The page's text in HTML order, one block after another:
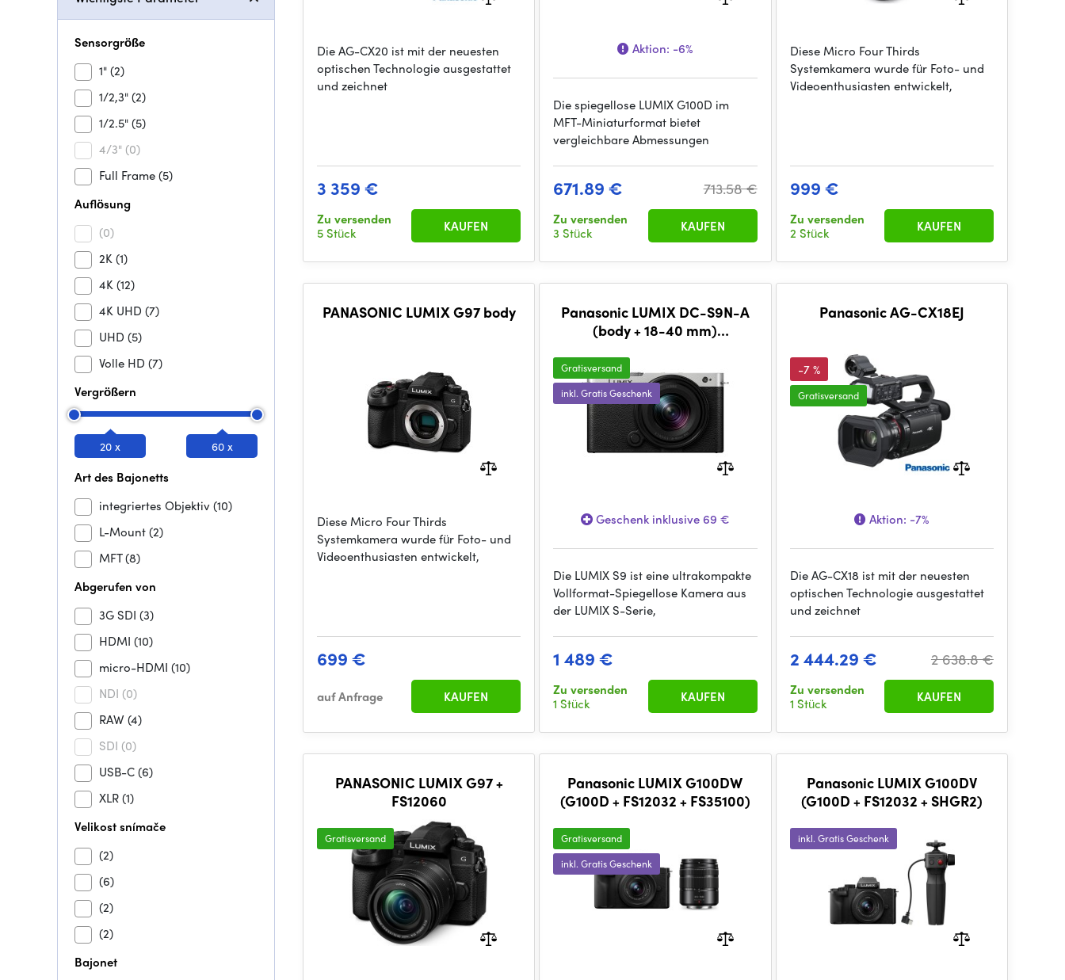
Sensorgröße
1"(2)
1/2,3"(2)
1/2.5"(5)
4/3" (0)
Full Frame(5)
Auflösung
(0)
2K(1)
4K(12)
4K UHD (7)
UHD (5)
Volle HD (7)
Vergrößern
20 x 60 x
Art des Bajonetts
integriertes Objektiv(10)
L-Mount(2)
MFT(8)
Abgerufen von
3G SDI (3)
HDMI (10)
micro-HDMI (10)
NDI (0)
RAW(4)
SDI (0)
USB-C(6)
XLR(1)
Velikost snímače
(2)
(6)
(2)
(2)
Bajonet
Die AG-CX20 ist mit der neuesten
optischen Technologie ausgestattet
und zeichnet
3 359 €
Zu versenden
5 Stück
KAUFEN
Aktion: -6%
Die spiegellose LUMIX G100D im
MFT-Miniaturformat bietet
vergleichbare Abmessungen
671.89 € 713.58 €
Zu versenden
3 Stück
KAUFEN
Diese Micro Four Thirds
Systemkamera wurde für Foto- und
Videoenthusiasten entwickelt,
999 €
Zu versenden
2 Stück
KAUFEN
PANASONIC LUMIX G97 body
Diese Micro Four Thirds
Systemkamera wurde für Foto- und
Videoenthusiasten entwickelt,
699 €
auf Anfrage KAUFEN
Panasonic LUMIX DC-S9N-A
(body + 18-40 mm)
Gratisversand
inkl. Gratis Geschenk
Geschenk inklusive 69 €
Die LUMIX S9 ist eine ultrakompakte
Vollformat-Spiegellose Kamera aus
der LUMIX S-Serie,
1 489 €
Zu versenden
1 Stück
KAUFEN
Panasonic AG-CX18EJ
-7 %
Gratisversand
Aktion: -7%
Die AG-CX18 ist mit der neuesten
optischen Technologie ausgestattet
und zeichnet
2 444.29 € 2 638.8 €
Zu versenden
1 Stück
KAUFEN
PANASONIC LUMIX G97 +
FS12060
Gratisversand
Panasonic LUMIX G100DW
(G100D + FS12032 + FS35100)
Gratisversand
inkl. Gratis Geschenk
Panasonic LUMIX G100DV
(G100D + FS12032 + SHGR2)
inkl. Gratis Geschenk